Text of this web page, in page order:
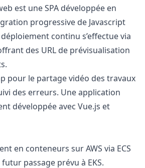
est une SPA développée en
progressive de Javascript
continu s’effectue via
des URL de prévisualisation
pour le partage vidéo des travaux
des erreurs. Une application
développée avec Vue.js et
en conteneurs sur AWS via ECS
passage prévu à EKS.